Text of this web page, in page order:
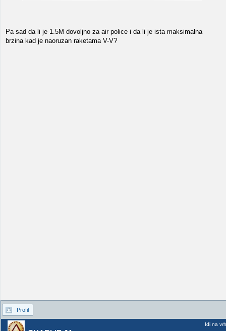
Pa sad da li je 1.5M dovoljno za air police i da li je ista maksimalna
brzina kad je naoruzan raketama V-V?
Profil
Idi na vrh